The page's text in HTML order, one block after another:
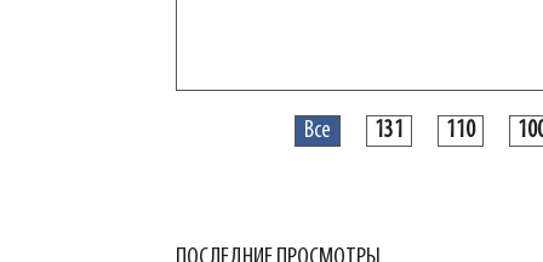
Все 131 110